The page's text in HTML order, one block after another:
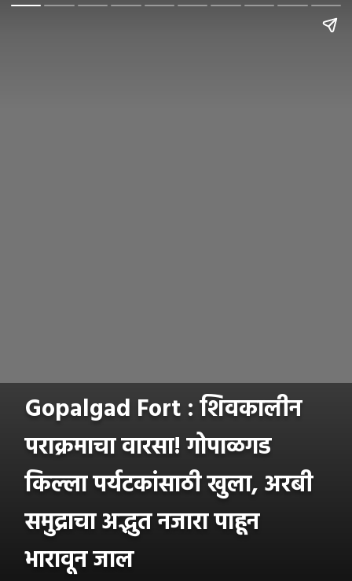
Gopalgad Fort : शिवकालीन
पराक्रमाचा वारसा! गोपाळगड
किल्ला पर्यटकांसाठी खुला, अरबी
समुद्राचा अद्भुत नजारा पाहून
भारावून जाल